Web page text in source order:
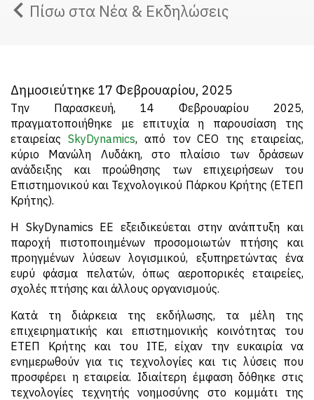
Πίσω στα Νέα & Εκδηλώσεις
Δημοσιεύτηκε 17 Φεβρουαρίου, 2025
Την Παρασκευή, 14 Φεβρουαρίου 2025,
πραγματοποιήθηκε με επιτυχία η παρουσίαση της
εταιρείας SkyDynamics, από τον CEO της εταιρείας,
κύριο Μανώλη Λυδάκη, στο πλαίσιο των δράσεων
ανάδειξης και προώθησης των επιχειρήσεων του
Επιστημονικού και Τεχνολογικού Πάρκου Κρήτης (ΕΤΕΠ
Κρήτης).
Η SkyDynamics EE εξειδικεύεται στην ανάπτυξη και
παροχή πιστοποιημένων προσομοιωτών πτήσης και
προηγμένων λύσεων λογισμικού, εξυπηρετώντας ένα
ευρύ φάσμα πελατών, όπως αεροπορικές εταιρείες,
σχολές πτήσης και άλλους οργανισμούς.
Κατά τη διάρκεια της εκδήλωσης, τα μέλη της
επιχειρηματικής και επιστημονικής κοινότητας του
ΕΤΕΠ Κρήτης και του ΙΤΕ, είχαν την ευκαιρία να
ενημερωθούν για τις τεχνολογίες και τις λύσεις που
προσφέρει η εταιρεία. Ιδιαίτερη έμφαση δόθηκε στις
τεχνολογίες τεχνητής νοημοσύνης στο κομμάτι της